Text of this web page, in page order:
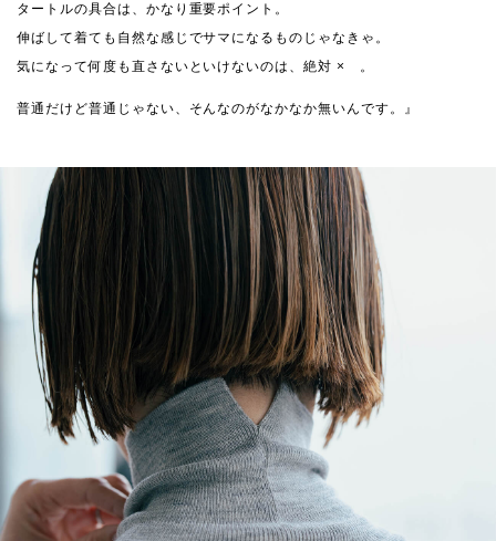
タートルの具合は、かなり重要ポイント。
伸ばして着ても自然な感じでサマになるものじゃなきゃ。
気になって何度も直さないといけないのは、絶対 × 。
普通だけど普通じゃない、そんなのがなかなか無いんです。』